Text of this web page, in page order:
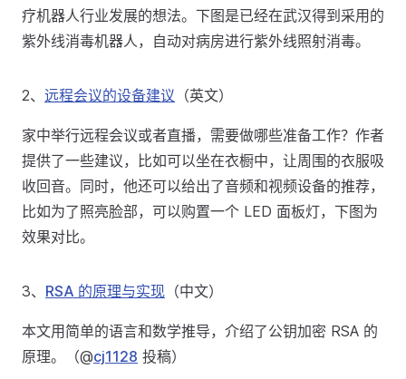
疗机器人行业发展的想法。下图是已经在武汉得到采用的
紫外线消毒机器人，自动对病房进行紫外线照射消毒。
2、 远程会议的设备建议 （英文）
家中举行远程会议或者直播，需要做哪些准备工作？作者
提供了一些建议，比如可以坐在衣橱中，让周围的衣服吸
收回音。同时，他还可以给出了音频和视频设备的推荐，
比如为了照亮脸部，可以购置一个 LED 面板灯，下图为
效果对比。
3、 RSA 的原理与实现 （中文）
本文用简单的语言和数学推导，介绍了公钥加密 RSA 的
原理。（@cj1128 投稿）